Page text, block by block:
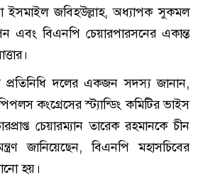
ইসমাইল জবিহউল্লাহ, অধ্যাপক সুকমল
এবং বিএনপি চেয়ারপারসনের একান্ত
দলের একজন সদস্য জানান,
কংগ্রেসের স্ট্যান্ডিং কমিটির ভাইস
চেয়ারম্যান তারেক রহমানকে চীন
জানিয়েছেন, বিএনপি মহাসচিবের
হয়।